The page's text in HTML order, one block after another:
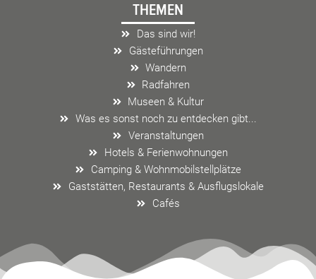
o
o
a
g
r
a
m
p
THEMEN
Das sind wir!
Gästeführungen
Wandern
Radfahren
Museen & Kultur
Was es sonst noch zu entdecken gibt...
Veranstaltungen
Hotels & Ferienwohnungen
Camping & Wohnmobilstellplätze
Gaststätten, Restaurants & Ausflugslokale
Cafés